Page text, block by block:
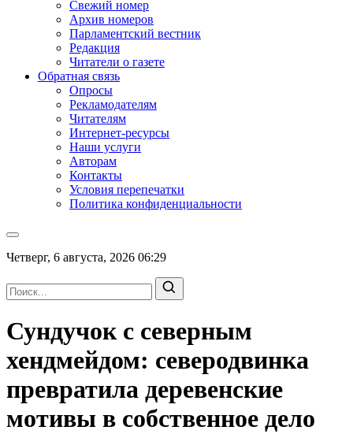
Свежий номер
Архив номеров
Парламентский вестник
Редакция
Читатели о газете
Обратная связь
Опросы
Рекламодателям
Читателям
Интернет-ресурсы
Наши услуги
Авторам
Контакты
Условия перепечатки
Политика конфиденциальности
Четверг, 6 августа, 2026 06:29
Сундучок с северным
хендмейдом: северодвинка
превратила деревенские
мотивы в собственное дело